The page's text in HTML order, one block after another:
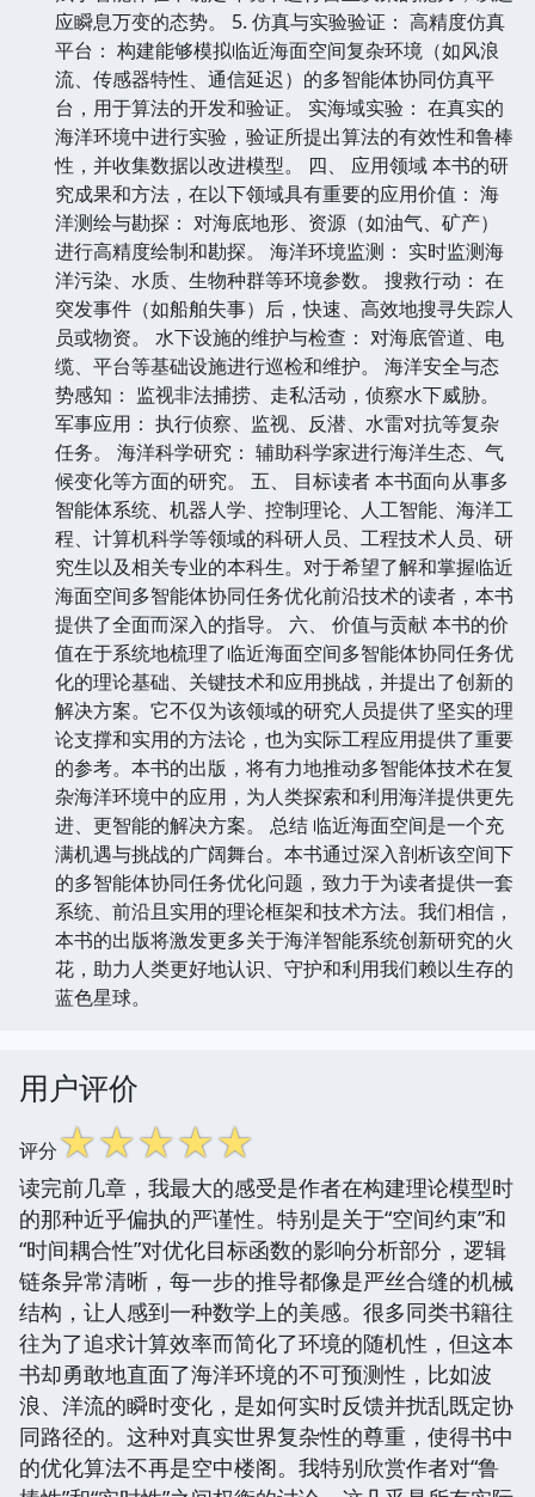
应瞬息万变的态势。 5. 仿真与实验验证： 高精度仿真
平台： 构建能够模拟临近海面空间复杂环境（如风浪
流、传感器特性、通信延迟）的多智能体协同仿真平
台，用于算法的开发和验证。 实海域实验： 在真实的
海洋环境中进行实验，验证所提出算法的有效性和鲁棒
性，并收集数据以改进模型。 四、 应用领域 本书的研
究成果和方法，在以下领域具有重要的应用价值： 海
洋测绘与勘探： 对海底地形、资源（如油气、矿产）
进行高精度绘制和勘探。 海洋环境监测： 实时监测海
洋污染、水质、生物种群等环境参数。 搜救行动： 在
突发事件（如船舶失事）后，快速、高效地搜寻失踪人
员或物资。 水下设施的维护与检查： 对海底管道、电
缆、平台等基础设施进行巡检和维护。 海洋安全与态
势感知： 监视非法捕捞、走私活动，侦察水下威胁。
军事应用： 执行侦察、监视、反潜、水雷对抗等复杂
任务。 海洋科学研究： 辅助科学家进行海洋生态、气
候变化等方面的研究。 五、 目标读者 本书面向从事多
智能体系统、机器人学、控制理论、人工智能、海洋工
程、计算机科学等领域的科研人员、工程技术人员、研
究生以及相关专业的本科生。对于希望了解和掌握临近
海面空间多智能体协同任务优化前沿技术的读者，本书
提供了全面而深入的指导。 六、 价值与贡献 本书的价
值在于系统地梳理了临近海面空间多智能体协同任务优
化的理论基础、关键技术和应用挑战，并提出了创新的
解决方案。它不仅为该领域的研究人员提供了坚实的理
论支撑和实用的方法论，也为实际工程应用提供了重要
的参考。本书的出版，将有力地推动多智能体技术在复
杂海洋环境中的应用，为人类探索和利用海洋提供更先
进、更智能的解决方案。 总结 临近海面空间是一个充
满机遇与挑战的广阔舞台。本书通过深入剖析该空间下
的多智能体协同任务优化问题，致力于为读者提供一套
系统、前沿且实用的理论框架和技术方法。我们相信，
本书的出版将激发更多关于海洋智能系统创新研究的火
花，助力人类更好地认识、守护和利用我们赖以生存的
蓝色星球。
用户评价
评分☆☆☆☆☆
读完前几章，我最大的感受是作者在构建理论模型时
的那种近乎偏执的严谨性。特别是关于“空间约束”和
“时间耦合性”对优化目标函数的影响分析部分，逻辑
链条异常清晰，每一步的推导都像是严丝合缝的机械
结构，让人感到一种数学上的美感。很多同类书籍往
往为了追求计算效率而简化了环境的随机性，但这本
书却勇敢地直面了海洋环境的不可预测性，比如波
浪、洋流的瞬时变化，是如何实时反馈并扰乱既定协
同路径的。这种对真实世界复杂性的尊重，使得书中
的优化算法不再是空中楼阁。我特别欣赏作者对“鲁